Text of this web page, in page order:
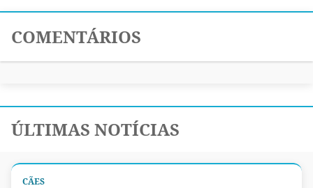
COMENTÁRIOS
ÚLTIMAS NOTÍCIAS
CÃES